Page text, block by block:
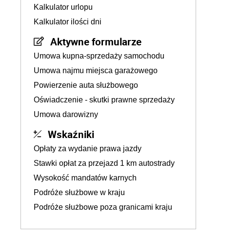
Kalkulator urlopu
Kalkulator ilości dni
Aktywne formularze
Umowa kupna-sprzedaży samochodu
Umowa najmu miejsca garażowego
Powierzenie auta służbowego
Oświadczenie - skutki prawne sprzedaży
Umowa darowizny
Wskaźniki
Opłaty za wydanie prawa jazdy
Stawki opłat za przejazd 1 km autostrady
Wysokość mandatów karnych
Podróże służbowe w kraju
Podróże służbowe poza granicami kraju